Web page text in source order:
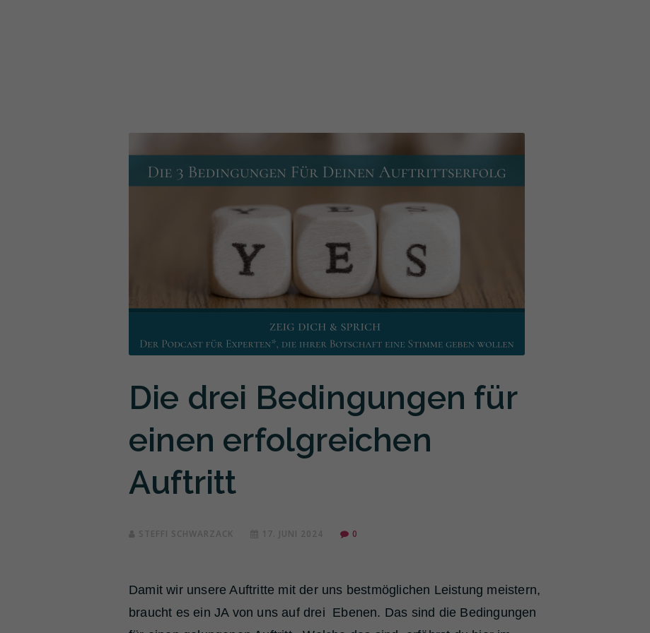
Die drei Bedingungen für
einen erfolgreichen
Auftritt
STEFFI SCHWARZACK 17. JUNI 2024 0
Damit wir unsere Auftritte mit der uns bestmöglichen Leistung meistern,
braucht es ein JA von uns auf drei Ebenen. Das sind die Bedingungen